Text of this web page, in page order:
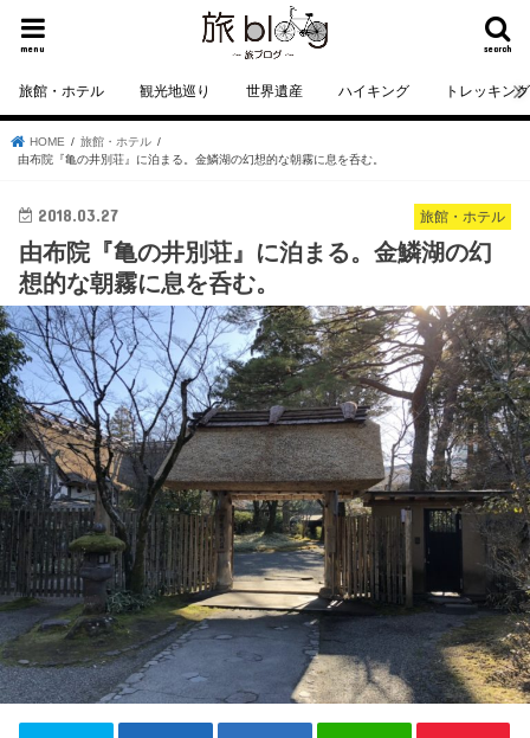
search
menu
旅館・ホテル 観光地巡り 世界遺産 ハイキング トレッキング
HOME
旅館・ホテル
由布院『亀の井別荘』に泊まる。金鱗湖の幻想的な朝霧に息を呑む。
旅館・ホテル
2018.03.27
由布院『亀の井別荘』に泊まる。金鱗湖の幻
想的な朝霧に息を呑む。